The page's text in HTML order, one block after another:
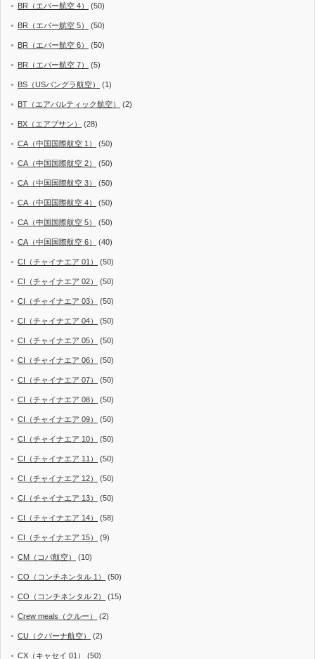
BR（エバー航空 4） (50)
BR（エバー航空 5） (50)
BR（エバー航空 6） (50)
BR（エバー航空 7） (5)
BS（USバングラ航空） (1)
BT（エアバルティック航空） (2)
BX（エアプサン） (28)
CA（中国国際航空 1） (50)
CA（中国国際航空 2） (50)
CA（中国国際航空 3） (50)
CA（中国国際航空 4） (50)
CA（中国国際航空 5） (50)
CA（中国国際航空 6） (40)
CI（チャイナエア 01） (50)
CI（チャイナエア 02） (50)
CI（チャイナエア 03） (50)
CI（チャイナエア 04） (50)
CI（チャイナエア 05） (50)
CI（チャイナエア 06） (50)
CI（チャイナエア 07） (50)
CI（チャイナエア 08） (50)
CI（チャイナエア 09） (50)
CI（チャイナエア 10） (50)
CI（チャイナエア 11） (50)
CI（チャイナエア 12） (50)
CI（チャイナエア 13） (50)
CI（チャイナエア 14） (58)
CI（チャイナエア 15） (9)
CM（コパ航空） (10)
CO（コンチネンタル 1） (50)
CO（コンチネンタル 2） (15)
Crew meals（クルー） (2)
CU（クバーナ航空） (2)
CX（キャセイ 01） (50)